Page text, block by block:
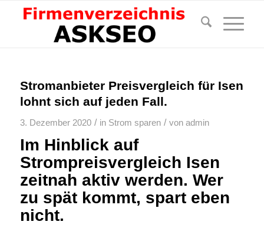
Stromanbieter Preisvergleich für Isen
lohnt sich auf jeden Fall.
3. Dezember 2020 / in Strom sparen / von admin
Im Hinblick auf
Strompreisvergleich Isen
zeitnah aktiv werden. Wer
zu spät kommt, spart eben
nicht.